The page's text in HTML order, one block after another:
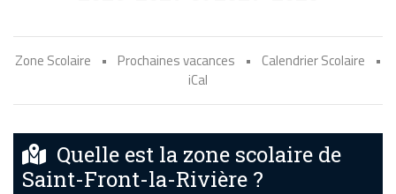
Zone Scolaire • Prochaines vacances • Calendrier Scolaire
•
iCal
Quelle est la zone scolaire de
Saint-Front-la-Rivière ?